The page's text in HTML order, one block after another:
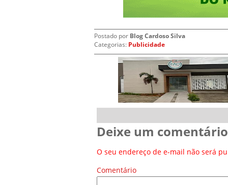
Postado por Blog Cardoso Silva
Categorias: Publicidade
Deixe um comentário
O seu endereço de e-mail não será
Comentário